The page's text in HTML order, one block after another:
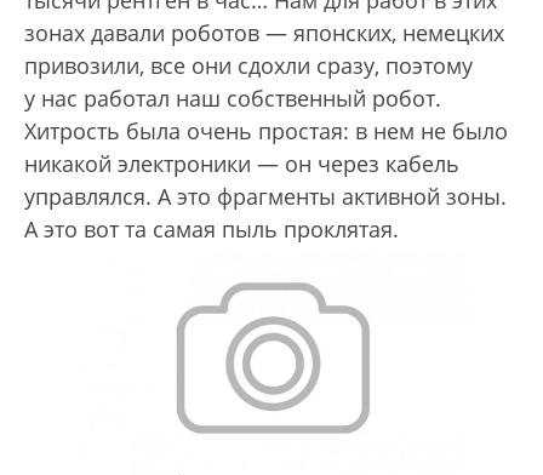
зонах давали роботов — японских, немецких
привозили, все они сдохли сразу, поэтому
у нас работал наш собственный робот.
Хитрость была очень простая: в нем не было
никакой электроники — он через кабель
управлялся. А это фрагменты активной зоны.
А это вот та самая пыль проклятая.